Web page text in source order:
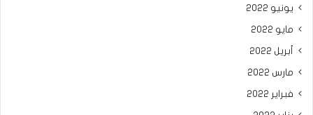
يونيو 2022
مايو 2022
أبريل 2022
مارس 2022
فبراير 2022